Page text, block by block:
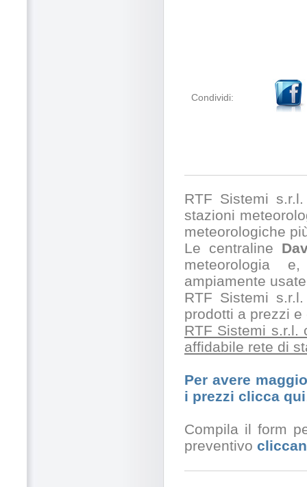
Condividi:
RTF Sistemi
stazioni
meteorologiche
Le centraline
meteorologia
ampiamente
RTF Sistemi
prodotti a prezzi
RTF Sistemi s.r.l.
affidabile rete di
Per avere
i prezzi clicca qui
Compila il form
preventivo